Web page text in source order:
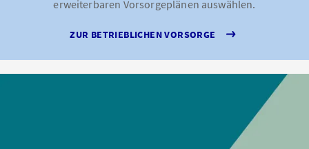
erweiterbaren Vorsorgeplänen auswählen.
ZUR BETRIEBLICHEN VORSORGE